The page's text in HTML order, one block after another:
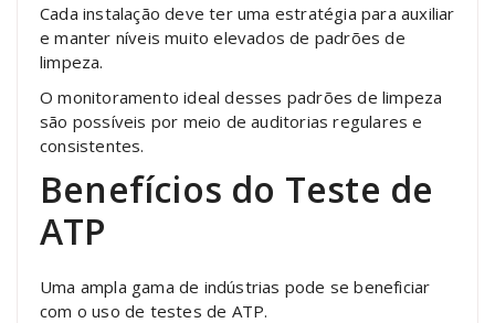
Cada instalação deve ter uma estratégia para auxiliar
e manter níveis muito elevados de padrões de
limpeza.
O monitoramento ideal desses padrões de limpeza
são possíveis por meio de auditorias regulares e
consistentes.
Benefícios do Teste de
ATP
Uma ampla gama de indústrias pode se beneficiar
com o uso de testes de ATP.